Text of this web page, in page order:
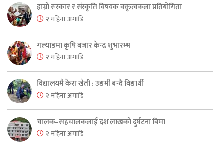
हाम्रो संस्कार र संस्कृति विषयक वक्तृत्वकला प्रतियोगिता
२ महिना अगाडि
गल्याङमा कृषि बजार केन्द्र शुभारम्भ
२ महिना अगाडि
विद्यालयमै केरा खेती : उद्यमी बन्दै विद्यार्थी
२ महिना अगाडि
चालक–सहचालकलाई दश लाखको दुर्घटना बिमा
२ महिना अगाडि